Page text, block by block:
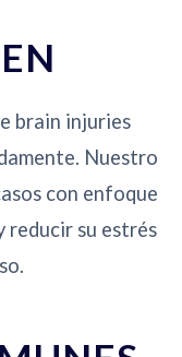
brain injuries
Nuestro
con enfoque
reducir su estrés